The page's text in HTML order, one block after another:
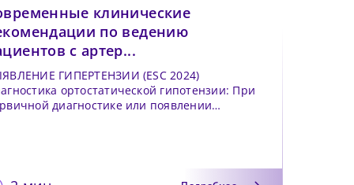
клинические
по ведению
с артер...
ГИПЕРТЕНЗИИ (ESC 2024)
ортостатической гипотензии: При
диагностике или появлении